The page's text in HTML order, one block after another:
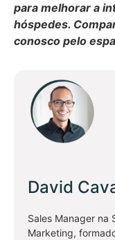
para melhorar a
hóspedes.
conosco pelo
David
Sales Manager na
Marketing,